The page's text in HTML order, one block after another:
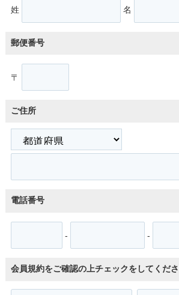
姓 名
郵便番号
〒
ご住所
電話番号
- -
会員規約をご確認の上チェックをしてくだ